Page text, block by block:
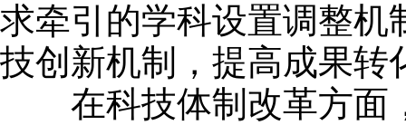
求牵引的学科设置调整机
技创新机制，提高成果转
在科技体制改革方面，